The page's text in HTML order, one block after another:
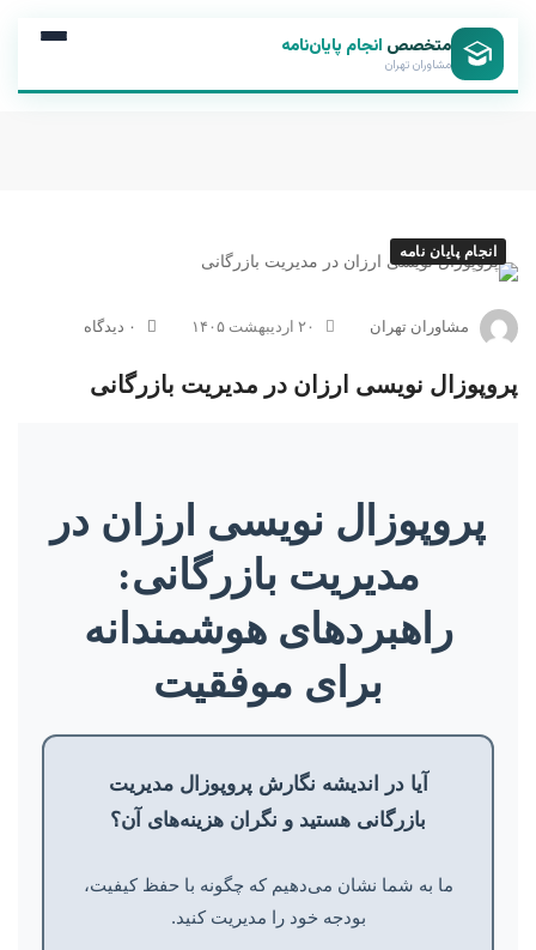
متخصص انجام پایان‌نامه
مشاوران تهران
انجام پایان نامه
مشاوران تهران ۲۰ اردیبهشت ۱۴۰۵ ۰ دیدگاه
پروپوزال نویسی ارزان در مدیریت بازرگانی
پروپوزال نویسی ارزان در
مدیریت بازرگانی:
راهبردهای هوشمندانه
برای موفقیت
آیا در اندیشه نگارش پروپوزال مدیریت
بازرگانی هستید و نگران هزینه‌های آن؟
ما به شما نشان می‌دهیم که چگونه با حفظ کیفیت،
بودجه خود را مدیریت کنید.